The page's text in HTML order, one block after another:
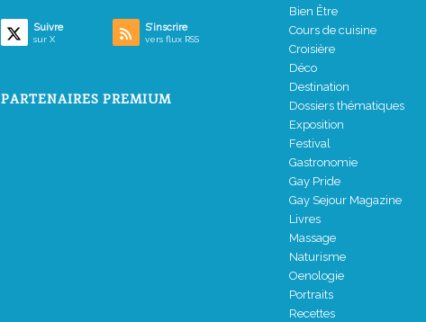
Suivre
sur X
S’inscrire
vers flux RSS
PARTENAIRES PREMIUM
Bien Être
Cours de cuisine
Croisière
Déco
Destination
Dossiers thématiques
Exposition
Festival
Gastronomie
Gay Pride
Gay Sejour Magazine
Livres
Massage
Naturisme
Oenologie
Portraits
Recettes